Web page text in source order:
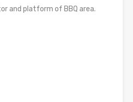
and platform of BBQ area.